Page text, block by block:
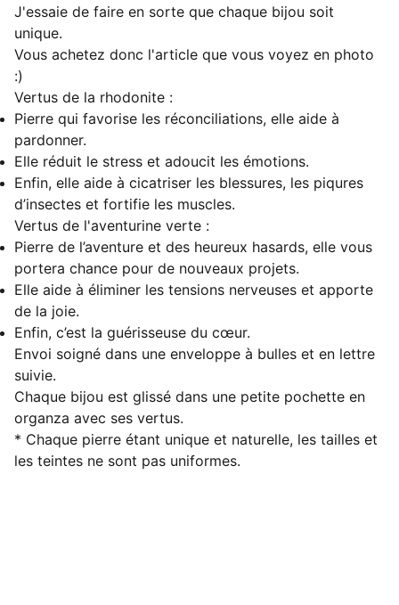
J'essaie de faire en sorte que chaque bijou soit
unique.
Vous achetez donc l'article que vous voyez en photo
:)
Vertus de la rhodonite :
Pierre qui favorise les réconciliations, elle aide à
pardonner.
Elle réduit le stress et adoucit les émotions.
Enfin, elle aide à cicatriser les blessures, les piqures
d’insectes et fortifie les muscles.
Vertus de l'aventurine verte :
Pierre de l’aventure et des heureux hasards, elle vous
portera chance pour de nouveaux projets.
Elle aide à éliminer les tensions nerveuses et apporte
de la joie.
Enfin, c’est la guérisseuse du cœur.
Envoi soigné dans une enveloppe à bulles et en lettre
suivie.
Chaque bijou est glissé dans une petite pochette en
organza avec ses vertus.
* Chaque pierre étant unique et naturelle, les tailles et
les teintes ne sont pas uniformes.